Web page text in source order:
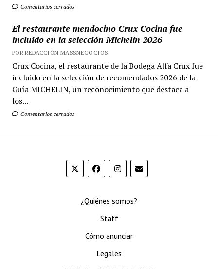
Comentarios cerrados
El restaurante mendocino Crux Cocina fue
incluido en la selección Michelín 2026
POR REDACCIÓN MASSNEGOCIOS
Crux Cocina, el restaurante de la Bodega Alfa Crux fue
incluido en la selección de recomendados 2026 de la
Guía MICHELIN, un reconocimiento que destaca a
los...
Comentarios cerrados
¿Quiénes somos?
Staff
Cómo anunciar
Legales